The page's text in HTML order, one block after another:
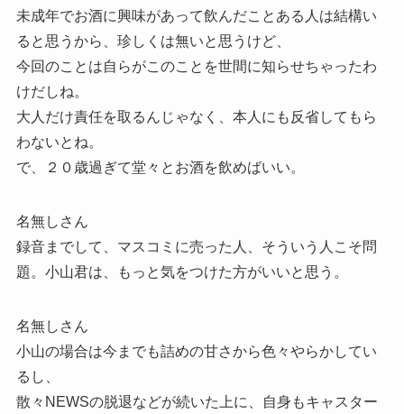
未成年でお酒に興味があって飲んだことある人は結構い
ると思うから、珍しくは無いと思うけど、
今回のことは自らがこのことを世間に知らせちゃったわ
けだしね。
大人だけ責任を取るんじゃなく、本人にも反省してもら
わないとね。
で、２０歳過ぎて堂々とお酒を飲めばいい。
名無しさん
録音までして、マスコミに売った人、そういう人こそ問
題。小山君は、もっと気をつけた方がいいと思う。
名無しさん
小山の場合は今までも詰めの甘さから色々やらかしてい
るし、
散々NEWSの脱退などが続いた上に、自身もキャスター